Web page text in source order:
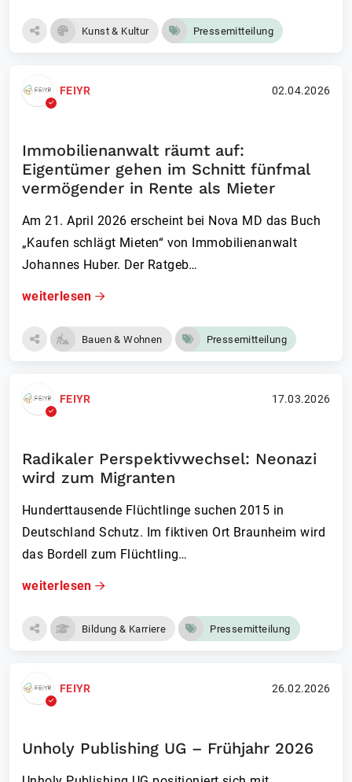
Kunst & Kultur Pressemitteilung
FEIYR 02.04.2026
Immobilienanwalt räumt auf:
Eigentümer gehen im Schnitt fünfmal
vermögender in Rente als Mieter
Am 21. April 2026 erscheint bei Nova MD das Buch
„Kaufen schlägt Mieten“ von Immobilienanwalt
Johannes Huber. Der Ratgeb…
weiterlesen
Bauen & Wohnen Pressemitteilung
FEIYR 17.03.2026
Radikaler Perspektivwechsel: Neonazi
wird zum Migranten
Hunderttausende Flüchtlinge suchen 2015 in
Deutschland Schutz. Im fiktiven Ort Braunheim wird
das Bordell zum Flüchtling…
weiterlesen
Bildung & Karriere Pressemitteilung
FEIYR 26.02.2026
Unholy Publishing UG – Frühjahr 2026